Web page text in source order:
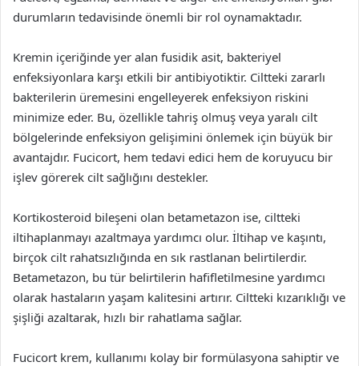
durumların tedavisinde önemli bir rol oynamaktadır.
Kremin içeriğinde yer alan fusidik asit, bakteriyel
enfeksiyonlara karşı etkili bir antibiyotiktir. Ciltteki zararlı
bakterilerin üremesini engelleyerek enfeksiyon riskini
minimize eder. Bu, özellikle tahriş olmuş veya yaralı cilt
bölgelerinde enfeksiyon gelişimini önlemek için büyük bir
avantajdır. Fucicort, hem tedavi edici hem de koruyucu bir
işlev görerek cilt sağlığını destekler.
Kortikosteroid bileşeni olan betametazon ise, ciltteki
iltihaplanmayı azaltmaya yardımcı olur. İltihap ve kaşıntı,
birçok cilt rahatsızlığında en sık rastlanan belirtilerdir.
Betametazon, bu tür belirtilerin hafifletilmesine yardımcı
olarak hastaların yaşam kalitesini artırır. Ciltteki kızarıklığı ve
şişliği azaltarak, hızlı bir rahatlama sağlar.
Fucicort krem, kullanımı kolay bir formülasyona sahiptir ve